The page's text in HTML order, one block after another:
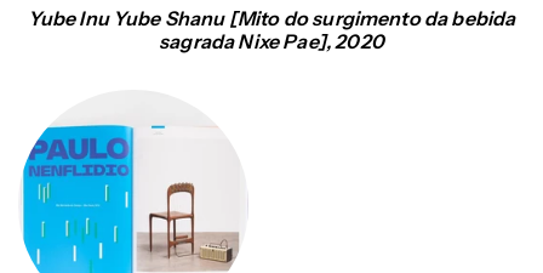
Yube Inu Yube Shanu [Mito do surgimento da bebida
sagrada Nixe Pae], 2020